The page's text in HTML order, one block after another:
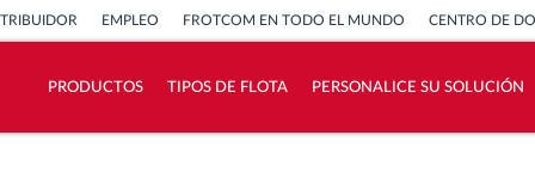
EMPLEO FROTCOM EN TODO EL MUNDO CENTRO DE
PRODUCTOS TIPOS DE FLOTA PERSONALICE SU SOLUCIÓN